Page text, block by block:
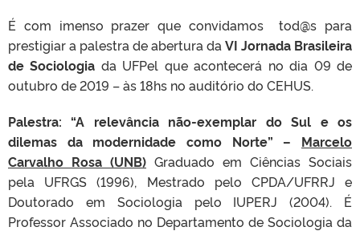
É com imenso prazer que convidamos tod@s para
prestigiar a palestra de abertura da VI Jornada Brasileira
de Sociologia da UFPel que acontecerá no dia 09 de
outubro de 2019 – às 18hs no auditório do CEHUS.
Palestra: “A relevância não-exemplar do Sul e os
dilemas da modernidade como Norte” – Marcelo
Carvalho Rosa (UNB) Graduado em Ciências Sociais
pela UFRGS (1996), Mestrado pelo CPDA/UFRRJ e
Doutorado em Sociologia pelo IUPERJ (2004). É
Professor Associado no Departamento de Sociologia da